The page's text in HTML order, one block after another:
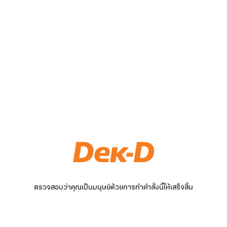
ตรวจสอบว่าคุณเป็นมนุษย์ด้วยการทำคำสั่งนี้ให้เสร็จสิ้น